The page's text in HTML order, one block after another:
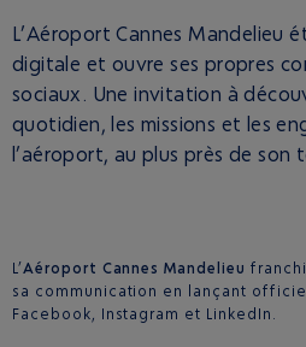
L’Aéroport Cannes Mandelieu
digitale et ouvre ses propres
sociaux. Une invitation à
quotidien, les missions et les
l’aéroport, au plus près de son
L’Aéroport Cannes Mandelieu
sa communication en lançant
Facebook, Instagram et LinkedIn.